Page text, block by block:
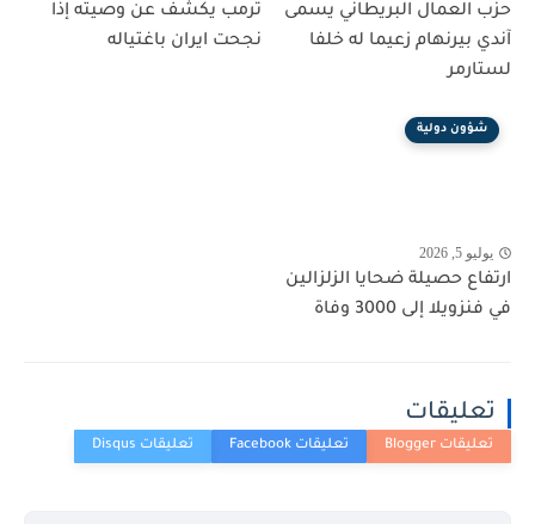
حزب العمال البريطاني يسمى
آندي بيرنهام زعيما له خلفا
لستارمر
ترمب يكشف عن وصيته إذا
نجحت ايران باغتياله
شؤون دولية
يوليو 5, 2026
ارتفاع حصيلة ضحايا الزلزالين
في فنزويلا إلى 3000 وفاة
تعليقات